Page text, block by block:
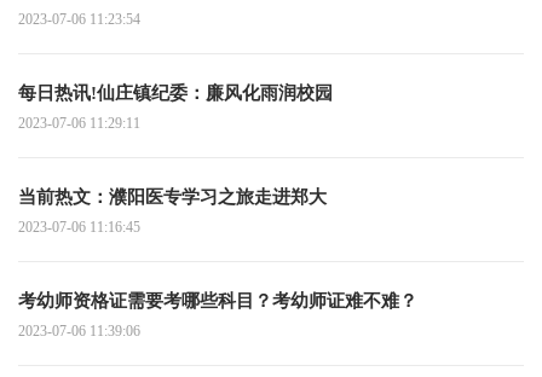
2023-07-06 11:23:54
每日热讯!仙庄镇纪委：廉风化雨润校园
2023-07-06 11:29:11
当前热文：濮阳医专学习之旅走进郑大
2023-07-06 11:16:45
考幼师资格证需要考哪些科目？考幼师证难不难？
2023-07-06 11:39:06